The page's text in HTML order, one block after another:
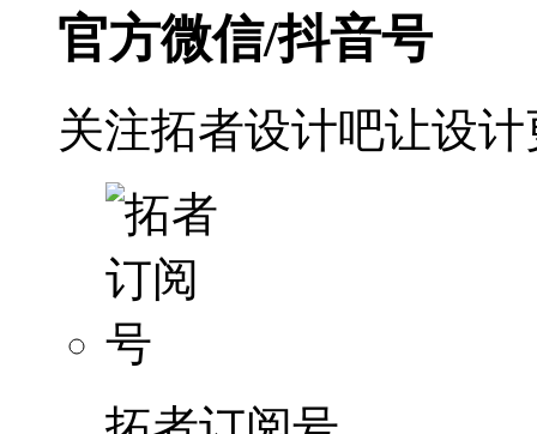
官方微信/抖音号
关注拓者设计吧让设